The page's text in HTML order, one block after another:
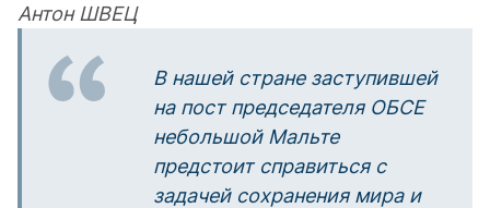
Антон ШВЕЦ
В нашей стране заступившей
на пост председателя ОБСЕ
небольшой Мальте
предстоит справиться с
задачей сохранения мира и